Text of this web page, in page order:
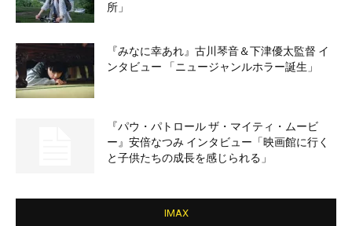
所」
『みなに幸あれ』古川琴音＆下津優太監督 イ
ンタビュー 「ニュージャンルホラー誕生」
『パウ・パトロール ザ・マイティ・ムービ
ー』安倍なつみ インタビュー「映画館に行く
と子供たちの成長を感じられる」
IMAX